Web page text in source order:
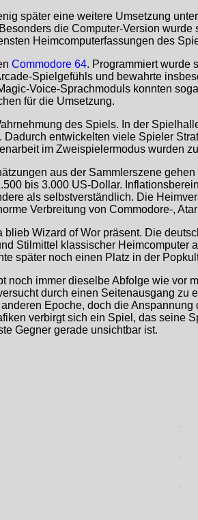
später eine weitere Umsetzung
die Computer-Version
Heimcomputerfassungen des
Commodore 64. Programmiert wurde
Spielgefühls und bewahrte
Voice-Sprachmoduls konnten
für die Umsetzung.
des Spiels. In der
entwickelten viele Spieler
im Zweispielermodus wurden
aus der Sammlerszene
bis 3.000 US-Dollar.
als selbstverständlich. Die
Verbreitung von Commodore-,
Wizard of Wor präsent. Die
Stilmittel klassischer
später noch einen Platz in der
noch immer dieselbe Abfolge wie
durch einen Seitenausgang
Epoche, doch die
verbirgt sich ein Spiel, das
Gegner gerade unsichtbar ist.